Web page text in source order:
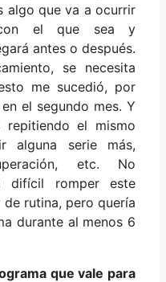
algo que va a ocurrir
el que sea y
antes o después.
se necesita
me sucedió, por
el segundo mes. Y
el mismo
alguna serie más,
etc. No
difícil romper este
rutina, pero quería
durante al menos 6
que vale para